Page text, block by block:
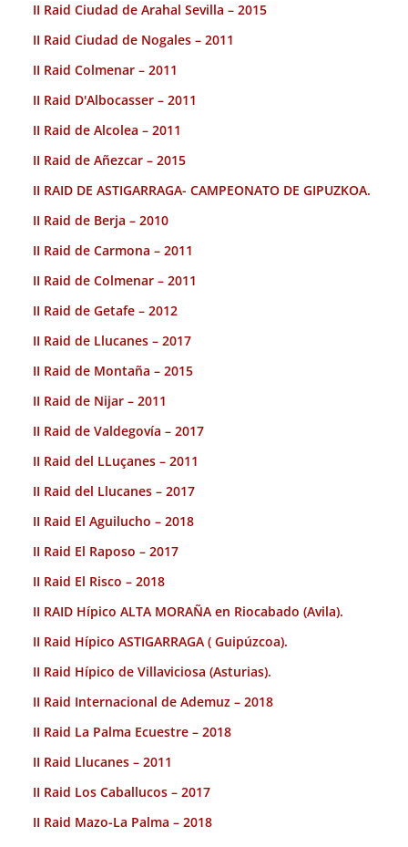
II Raid Ciudad de Arahal Sevilla – 2015
II Raid Ciudad de Nogales – 2011
II Raid Colmenar – 2011
II Raid D'Albocasser – 2011
II Raid de Alcolea – 2011
II Raid de Añezcar – 2015
II RAID DE ASTIGARRAGA- CAMPEONATO DE GIPUZKOA.
II Raid de Berja – 2010
II Raid de Carmona – 2011
II Raid de Colmenar – 2011
II Raid de Getafe – 2012
II Raid de Llucanes – 2017
II Raid de Montaña – 2015
II Raid de Nijar – 2011
II Raid de Valdegovía – 2017
II Raid del LLuçanes – 2011
II Raid del Llucanes – 2017
II Raid El Aguilucho – 2018
II Raid El Raposo – 2017
II Raid El Risco – 2018
II RAID Hípico ALTA MORAÑA en Riocabado (Avila).
II Raid Hípico ASTIGARRAGA ( Guipúzcoa).
II Raid Hípico de Villaviciosa (Asturias).
II Raid Internacional de Ademuz – 2018
II Raid La Palma Ecuestre – 2018
II Raid Llucanes – 2011
II Raid Los Caballucos – 2017
II Raid Mazo-La Palma – 2018